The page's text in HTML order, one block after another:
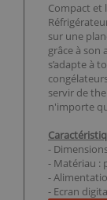
Compact et
sur une
grâce à son
s’adapte à
servir de
n'importe
-
- Matériau :
-
- Ecran